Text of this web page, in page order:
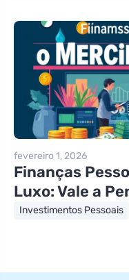
fevereiro 1, 2026
Finanças
Luxo: Vale a
Investimentos Pessoais